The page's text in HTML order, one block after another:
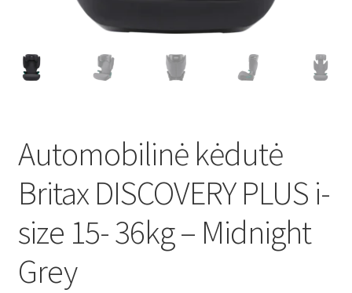
Automobilinė kėdutė
Britax DISCOVERY PLUS i-
size 15- 36kg – Midnight
Grey